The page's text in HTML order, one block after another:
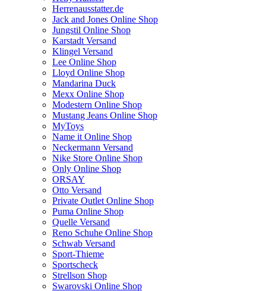
Herrenausstatter.de
Jack and Jones Online Shop
Jungstil Online Shop
Karstadt Versand
Klingel Versand
Lee Online Shop
Lloyd Online Shop
Mandarina Duck
Mexx Online Shop
Modestern Online Shop
Mustang Jeans Online Shop
MyToys
Name it Online Shop
Neckermann Versand
Nike Store Online Shop
Only Online Shop
ORSAY
Otto Versand
Private Outlet Online Shop
Puma Online Shop
Quelle Versand
Reno Schuhe Online Shop
Schwab Versand
Sport-Thieme
Sportscheck
Strellson Shop
Swarovski Online Shop